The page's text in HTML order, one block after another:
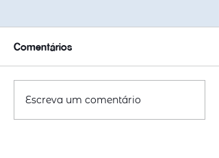
Emitir ou Renovar
Passaporte com
Comentários
Escreva um comentário